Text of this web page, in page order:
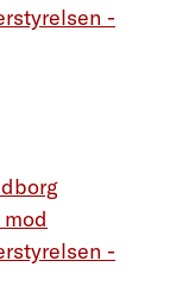
-
-